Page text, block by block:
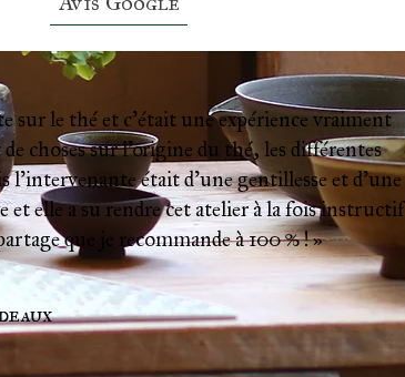
sur le thé et c’était une expérience vraiment
choses sur l’origine du thé, les différentes
l’intervenante était d’une gentillesse et d’une
et elle a su rendre cet atelier à la fois instructif
que je recommande à 100 % ! »